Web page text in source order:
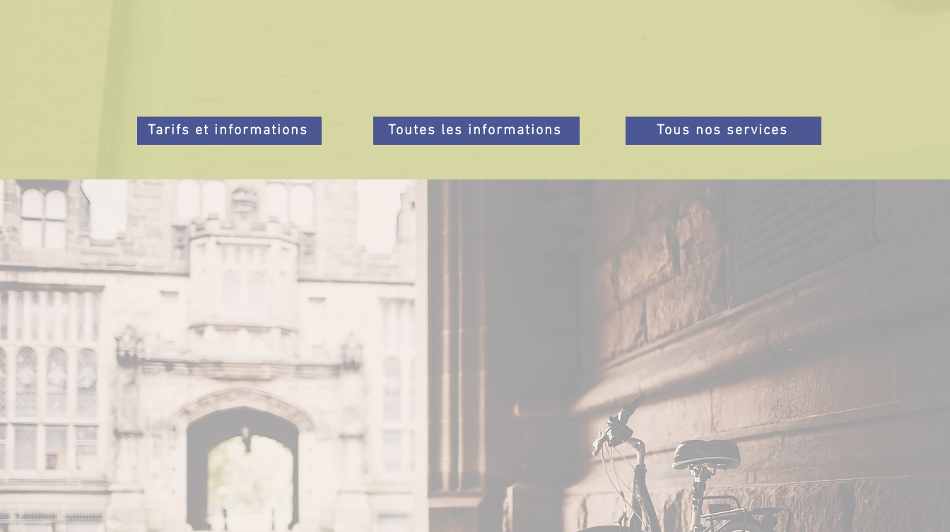
Tarifs et informations Toutes les informations Tous nos services
À PROPOS
Etienne - Fondateur Bicycool - Mécanicien et moniteur
D’une formation ingénieur en Environnement, je me suis reconverti dans
l’artisanat des cycles depuis 10 ans. J'ai travaillé en association pour valoriser
des centaines de vélos destinés à la poubelle, puis j’ai créé et développé
pendant 5 ans mon service de réparation de vélos à domicile à Marseille.
Installé depuis quelques années à Sisteron, il était temps pour moi de réaliser ce
doux rêve d'avoir ma boutique dédiée aux vélos, un lieu qui me ressemble et
rassemble.
Passionné de voyages à vélo et de toutes les autres pratiques, j'ai récemment